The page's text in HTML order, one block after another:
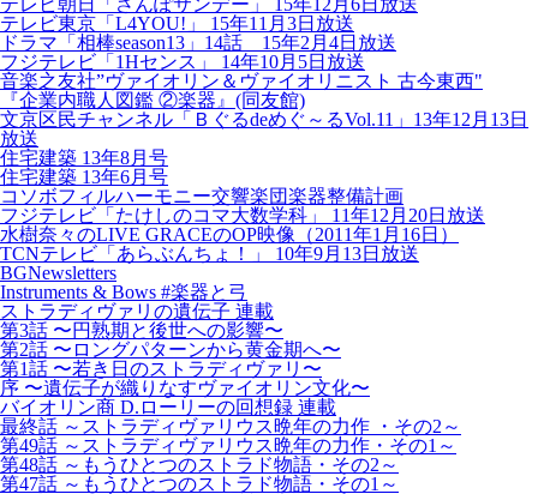
テレビ朝日「さんぽサンデー」 15年12月6日放送
テレビ東京「L4YOU!」 15年11月3日放送
ドラマ「相棒season13」14話 15年2月4日放送
フジテレビ「1Hセンス」 14年10月5日放送
音楽之友社”ヴァイオリン＆ヴァイオリニスト 古今東西"
『企業内職人図鑑 ②楽器』(同友館)
文京区民チャンネル「Ｂぐるdeめぐ～るVol.11」13年12月13日
放送
住宅建築 13年8月号
住宅建築 13年6月号
コソボフィルハーモニー交響楽団楽器整備計画
フジテレビ「たけしのコマ大数学科」 11年12月20日放送
水樹奈々のLIVE GRACEのOP映像（2011年1月16日）
TCNテレビ「あらぶんちょ！」 10年9月13日放送
BGNewsletters
Instruments & Bows #楽器と弓
ストラディヴァリの遺伝子 連載
第3話 〜円熟期と後世への影響〜
第2話 〜ロングパターンから黄金期へ〜
第1話 〜若き日のストラディヴァリ〜
序 〜遺伝子が織りなすヴァイオリン文化〜
バイオリン商 D.ローリーの回想録 連載
最終話 ～ストラディヴァリウス晩年の力作 ・その2～
第49話 ～ストラディヴァリウス晩年の力作・その1～
第48話 ～もうひとつのストラド物語・その2～
第47話 ～もうひとつのストラド物語・その1～